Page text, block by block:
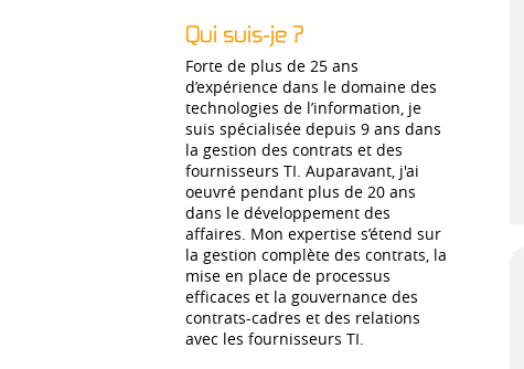
Qui suis-je ?
Forte de plus de 25 ans
d’expérience dans le domaine des
technologies de l’information, je
suis spécialisée depuis 9 ans dans
la gestion des contrats et des
fournisseurs TI. Auparavant, j'ai
oeuvré pendant plus de 20 ans
dans le développement des
affaires. Mon expertise s’étend sur
la gestion complète des contrats, la
mise en place de processus
efficaces et la gouvernance des
contrats-cadres et des relations
avec les fournisseurs TI.